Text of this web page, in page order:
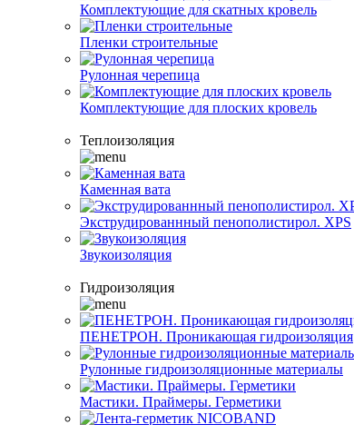
Комплектующие для скатных кровель
Пленки строительные
Рулонная черепица
Комплектующие для плоских кровель
Теплоизоляция
Каменная вата
Экструдированнный пенополистирол. XPS
Звукоизоляция
Гидроизоляция
ПЕНЕТРОН. Проникающая гидроизоляция
Рулонные гидроизоляционные материалы
Мастики. Праймеры. Герметики